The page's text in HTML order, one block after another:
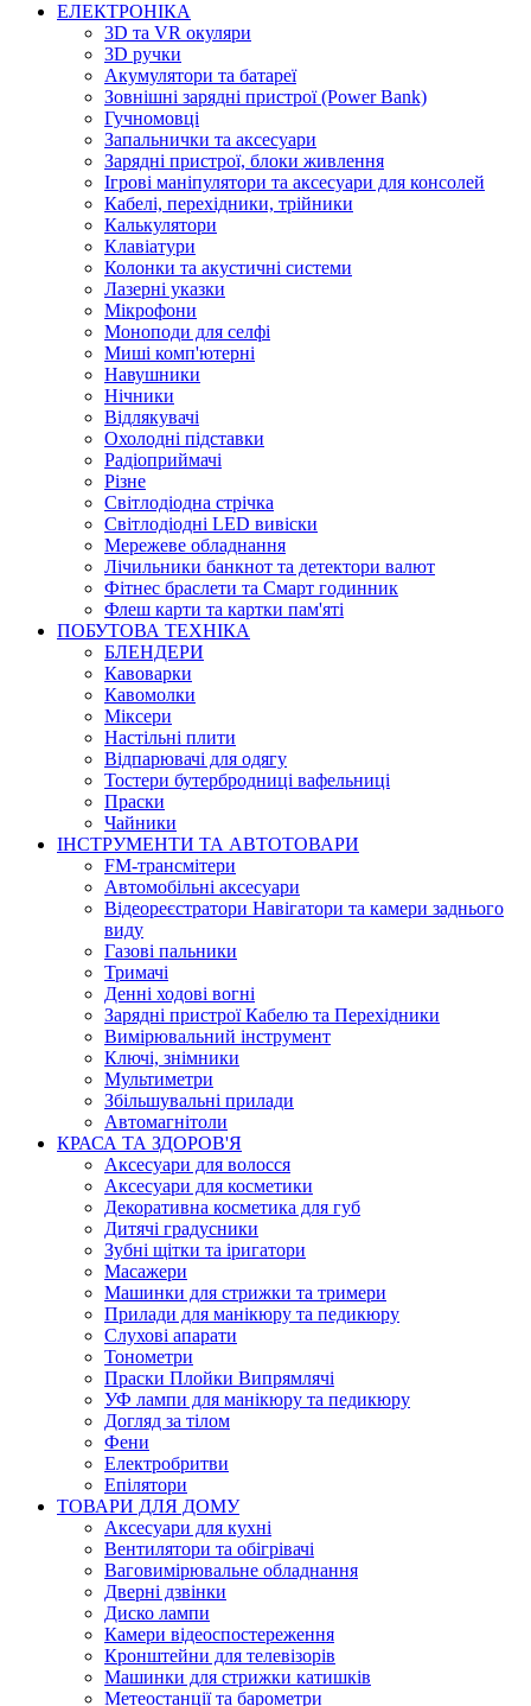
ЕЛЕКТРОНІКА
3D та VR окуляри
3D ручки
Акумулятори та батареї
Зовнішні зарядні пристрої (Power Bank)
Гучномовці
Запальнички та аксесуари
Зарядні пристрої, блоки живлення
Ігрові маніпулятори та аксесуари для консолей
Кабелі, перехідники, трійники
Калькулятори
Клавіатури
Колонки та акустичні системи
Лазерні указки
Мікрофони
Моноподи для селфі
Миші комп'ютерні
Навушники
Нічники
Відлякувачі
Охолодні підставки
Радіоприймачі
Різне
Світлодіодна стрічка
Світлодіодні LED вивіски
Мережеве обладнання
Лічильники банкнот та детектори валют
Фітнес браслети та Смарт годинник
Флеш карти та картки пам'яті
ПОБУТОВА ТЕХНІКА
БЛЕНДЕРИ
Кавоварки
Кавомолки
Міксери
Настільні плити
Відпарювачі для одягу
Тостери бутербродниці вафельниці
Праски
Чайники
ІНСТРУМЕНТИ ТА АВТОТОВАРИ
FM-трансмітери
Автомобільні аксесуари
Відеореєстратори Навігатори та камери заднього
виду
Газові пальники
Тримачі
Денні ходові вогні
Зарядні пристрої Кабелю та Перехідники
Вимірювальний інструмент
Ключі, знімники
Мультиметри
Збільшувальні прилади
Автомагнітоли
КРАСА ТА ЗДОРОВ'Я
Аксесуари для волосся
Аксесуари для косметики
Декоративна косметика для губ
Дитячі градусники
Зубні щітки та іригатори
Масажери
Машинки для стрижки та тримери
Прилади для манікюру та педикюру
Слухові апарати
Тонометри
Праски Плойки Випрямлячі
УФ лампи для манікюру та педикюру
Догляд за тілом
Фени
Електробритви
Епілятори
ТОВАРИ ДЛЯ ДОМУ
Аксесуари для кухні
Вентилятори та обігрівачі
Ваговимірювальне обладнання
Дверні дзвінки
Диско лампи
Камери відеоспостереження
Кронштейни для телевізорів
Машинки для стрижки катишків
Метеостанції та барометри